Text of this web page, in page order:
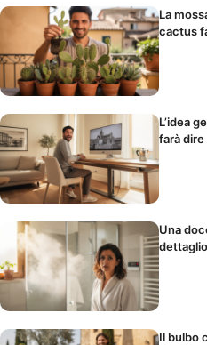
La
cactus
L’idea
farà
Una
Il bulbo